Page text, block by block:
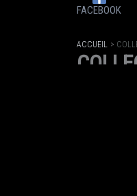
FACEBOOK
ACCUEIL